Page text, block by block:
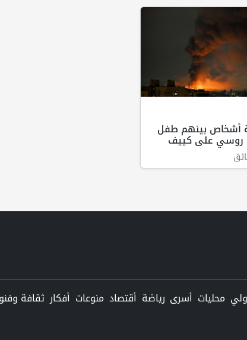
أشخاص بينهم طفل
على كييف
محليات أسرى رياضة أقتصاد منوعات أفكار ثقافة